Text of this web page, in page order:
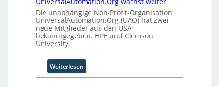
i
e
a
u
m
a
B
i
e
t
v
e
Die unabhängige Non-Profit-Organisation
UniversalAutomation.Org (UAO) hat zwei
neue Mitglieder aus den USA
bekanntgegeben: HPE und Clemson
University.
Weiterlesen:
U